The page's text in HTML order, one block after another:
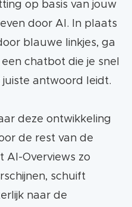
op basis van jouw
door AI. In plaats
blauwe linkjes, ga
chatbot die je snel
antwoord leidt.
deze ontwikkeling
de rest van de
AI-Overviews zo
schuift
naar de